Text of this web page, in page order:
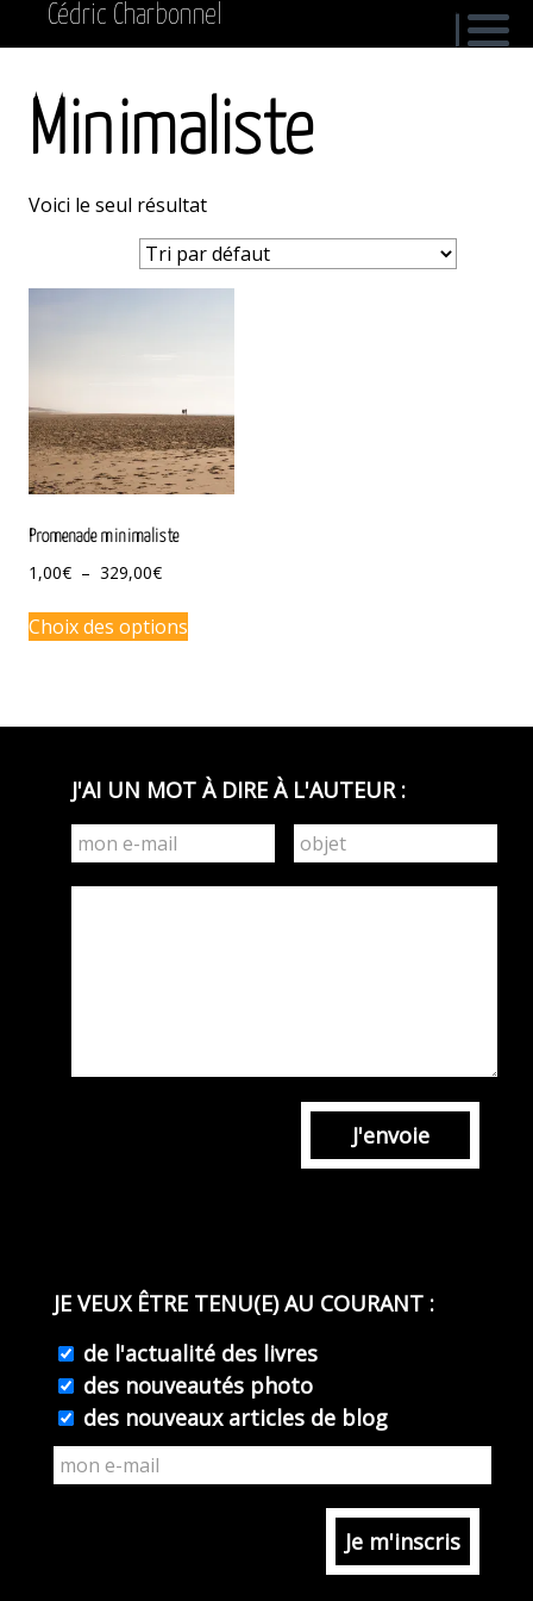
Cédric Charbonnel
Minimaliste
Voici le seul résultat
Promenade minimaliste
1,00€ – 329,00€Plage
prix :
1,00€
Choix des options
Ce
produit
variations.
options
peuvent
choisies
sur
J'AI UN MOT À DIRE À L'AUTEUR :
J'envoie
JE VEUX ÊTRE TENU(E) AU COURANT :
de l'actualité des livres
des nouveautés photo
des nouveaux articles de blog